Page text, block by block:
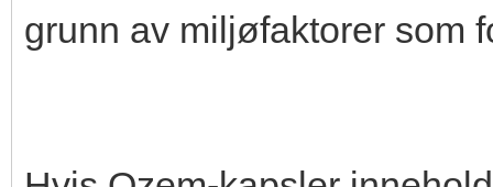
grunn av miljøfaktorer som